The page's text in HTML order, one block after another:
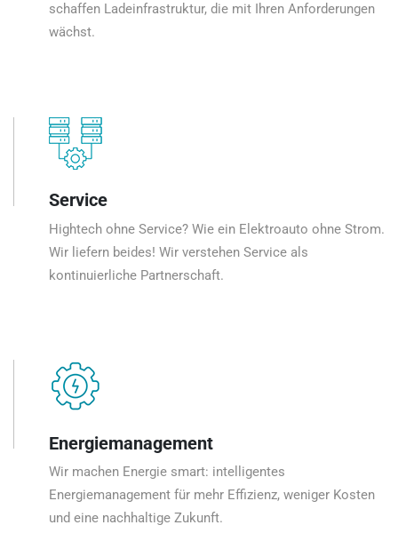
schaffen Ladeinfrastruktur, die mit Ihren Anforderungen
wächst.
Service
Hightech ohne Service? Wie ein Elektroauto ohne Strom.
Wir liefern beides! Wir verstehen Service als
kontinuierliche Partnerschaft.
Energiemanagement
Wir machen Energie smart: intelligentes
Energiemanagement für mehr Effizienz, weniger Kosten
und eine nachhaltige Zukunft.